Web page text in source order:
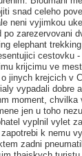
snad celeho
neni vyjimkou
po zarezervovani
elephant
cestovku
krijcimu ve
jinych krejcich v
vypadali dobre
moment,
jen u toho
vyplnil vylet
k nemu
zadni